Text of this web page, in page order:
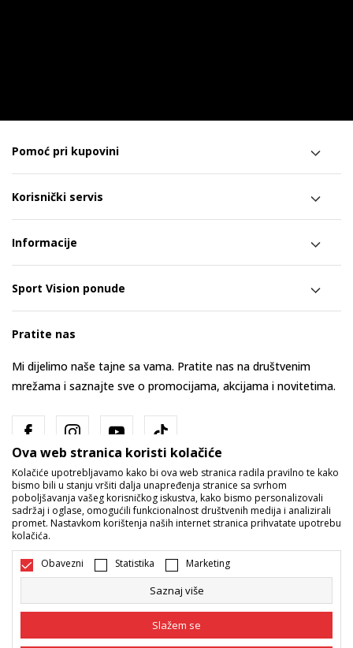
Pomoć pri kupovini
Korisnički servis
Informacije
Sport Vision ponude
Pratite nas
Mi dijelimo naše tajne sa vama. Pratite nas na društvenim
mrežama i saznajte sve o promocijama, akcijama i novitetima.
Bosna i Hercegovina Promijenite
Ova web stranica koristi kolačiće
Kolačiće upotrebljavamo kako bi ova web stranica radila pravilno te kako
bismo bili u stanju vršiti dalja unapređenja stranice sa svrhom
poboljšavanja vašeg korisničkog iskustva, kako bismo personalizovali
sadržaj i oglase, omogućili funkcionalnost društvenih medija i analizirali
promet. Nastavkom korištenja naših internet stranica prihvatate upotrebu
kolačića.
Obavezni Statistika Marketing
Saznaj više
Slažem se